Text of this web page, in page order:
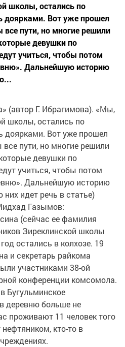
школы, остались по
доярками. Вот уже прошел
пути, но многие решили
девушки по
учиться, чтобы потом
Дальнейшую историю
(автор Г. Ибрагимова). «Мы,
школы, остались по
доярками. Вот уже прошел
пути, но многие решили
девушки по
учиться, чтобы потом
Дальнейшую историю
идет речь в статье)
Газымов:
(сейчас ее фамилия
Зиреклинской школы
остались в колхозе. 19
и секретарь райкома
участниками 38-ой
конференции комсомола.
Бугульминское
деревню больше не
проживают 11 человек того
кто-то в